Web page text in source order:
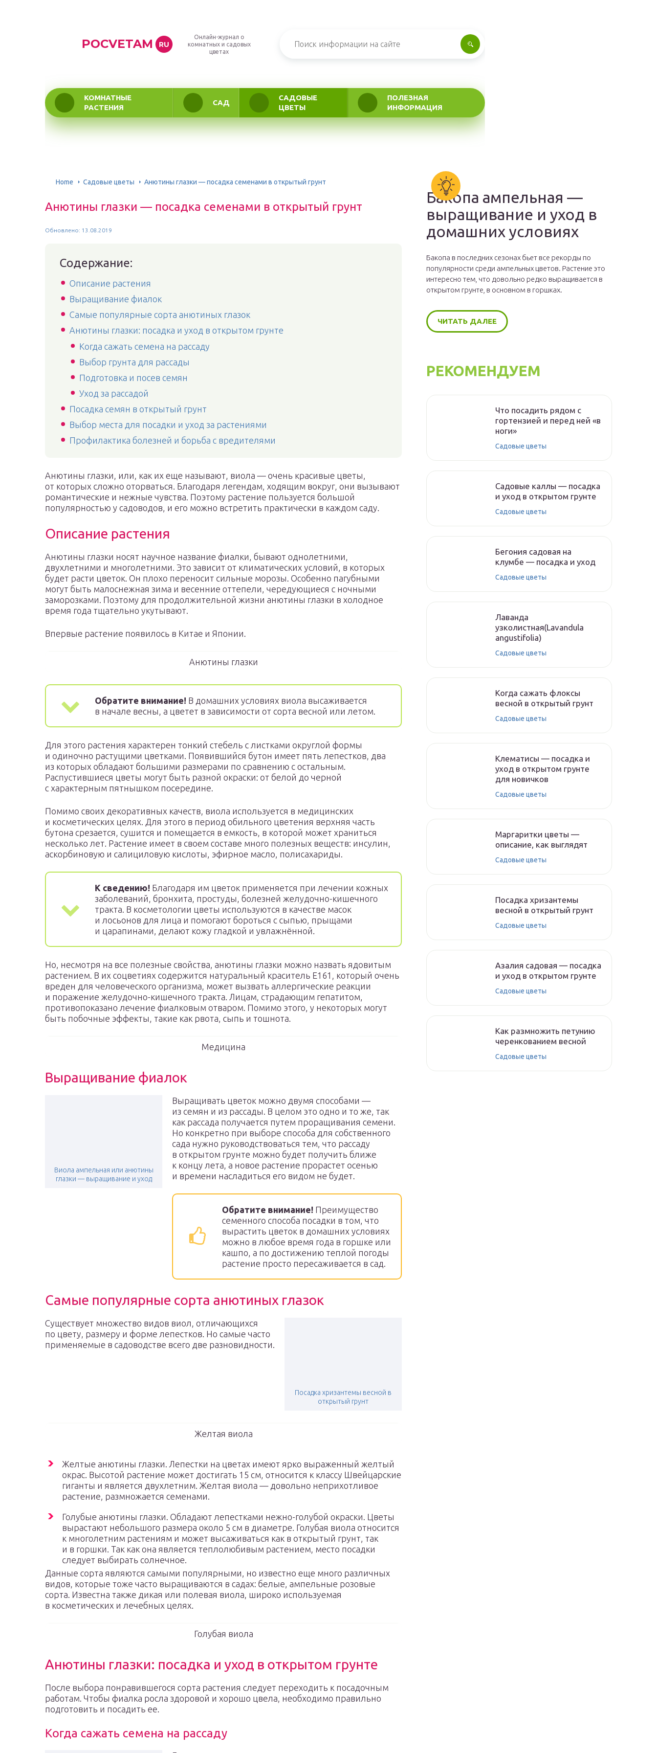
POCVETAM RU
Онлайн-журнал о
комнатных и садовых
цветах
КОМНАТНЫЕ
РАСТЕНИЯ
САД
САДОВЫЕ
ЦВЕТЫ
ПОЛЕЗНАЯ
ИНФОРМАЦИЯ
Home Садовые цветы Анютины глазки — посадка семенами в открытый грунт
Анютины глазки — посадка семенами в открытый грунт
Обновлено: 13.08.2019
Содержание:
Описание растения
Выращивание фиалок
Самые популярные сорта анютиных глазок
Анютины глазки: посадка и уход в открытом грунте
Когда сажать семена на рассаду
Выбор грунта для рассады
Подготовка и посев семян
Уход за рассадой
Посадка семян в открытый грунт
Выбор места для посадки и уход за растениями
Профилактика болезней и борьба с вредителями
Анютины глазки, или, как их еще называют, виола — очень красивые цветы,
от которых сложно оторваться. Благодаря легендам, ходящим вокруг, они вызывают
романтические и нежные чувства. Поэтому растение пользуется большой
популярностью у садоводов, и его можно встретить практически в каждом саду.
Описание растения
Анютины глазки носят научное название фиалки, бывают однолетними,
двухлетними и многолетними. Это зависит от климатических условий, в которых
будет расти цветок. Он плохо переносит сильные морозы. Особенно пагубными
могут быть малоснежная зима и весенние оттепели, чередующиеся с ночными
заморозками. Поэтому для продолжительной жизни анютины глазки в холодное
время года тщательно укутывают.
Впервые растение появилось в Китае и Японии.
Анютины глазки
Обратите внимание! В домашних условиях виола высаживается
в начале весны, а цветет в зависимости от сорта весной или летом.
Для этого растения характерен тонкий стебель с листками округлой формы
и одиночно растущими цветками. Появившийся бутон имеет пять лепестков, два
из которых обладают большими размерами по сравнению с остальным.
Распустившиеся цветы могут быть разной окраски: от белой до черной
с характерным пятнышком посередине.
Помимо своих декоративных качеств, виола используется в медицинских
и косметических целях. Для этого в период обильного цветения верхняя часть
бутона срезается, сушится и помещается в емкость, в которой может храниться
несколько лет. Растение имеет в своем составе много полезных веществ: инсулин,
аскорбиновую и салициловую кислоты, эфирное масло, полисахариды.
К сведению! Благодаря им цветок применяется при лечении кожных
заболеваний, бронхита, простуды, болезней желудочно-кишечного
тракта. В косметологии цветы используются в качестве масок
и лосьонов для лица и помогают бороться с сыпью, прыщами
и царапинами, делают кожу гладкой и увлажнённой.
Но, несмотря на все полезные свойства, анютины глазки можно назвать ядовитым
растением. В их соцветиях содержится натуральный краситель Е161, который очень
вреден для человеческого организма, может вызвать аллергические реакции
и поражение желудочно-кишечного тракта. Лицам, страдающим гепатитом,
противопоказано лечение фиалковым отваром. Помимо этого, у некоторых могут
быть побочные эффекты, такие как рвота, сыпь и тошнота.
Медицина
Выращивание фиалок
Виола ампельная или анютины
глазки — выращивание и уход
Выращивать цветок можно двумя способами —
из семян и из рассады. В целом это одно и то же, так
как рассада получается путем проращивания семени.
Но конкретно при выборе способа для собственного
сада нужно руководствоваться тем, что рассаду
в открытом грунте можно будет получить ближе
к концу лета, а новое растение прорастет осенью
и времени насладиться его видом не будет.
Обратите внимание! Преимущество
семенного способа посадки в том, что
вырастить цветок в домашних условиях
можно в любое время года в горшке или
кашпо, а по достижению теплой погоды
растение просто пересаживается в сад.
Самые популярные сорта анютиных глазок
Посадка хризантемы весной в
открытый грунт
Существует множество видов виол, отличающихся
по цвету, размеру и форме лепестков. Но самые часто
применяемые в садоводстве всего две разновидности.
Желтая виола
Желтые анютины глазки. Лепестки на цветах имеют ярко выраженный желтый
окрас. Высотой растение может достигать 15 см, относится к классу Швейцарские
гиганты и является двухлетним. Желтая виола — довольно неприхотливое
растение, размножается семенами.
Голубые анютины глазки. Обладают лепестками нежно-голубой окраски. Цветы
вырастают небольшого размера около 5 см в диаметре. Голубая виола относится
к многолетним растениям и может высаживаться как в открытый грунт, так
и в горшки. Так как она является теплолюбивым растением, место посадки
следует выбирать солнечное.
Данные сорта являются самыми популярными, но известно еще много различных
видов, которые тоже часто выращиваются в садах: белые, ампельные розовые
сорта. Известна также дикая или полевая виола, широко используемая
в косметических и лечебных целях.
Голубая виола
Анютины глазки: посадка и уход в открытом грунте
После выбора понравившегося сорта растения следует переходить к посадочным
работам. Чтобы фиалка росла здоровой и хорошо цвела, необходимо правильно
подготовить и посадить ее.
Когда сажать семена на рассаду
Бакопа ампельная —
выращивание и уход в
домашних условиях
Бакопа в последних сезонах бьет все рекорды по
популярности среди ампельных цветов. Растение это
интересно тем, что довольно редко выращивается в
открытом грунте, в основном в горшках.
ЧИТАТЬ ДАЛЕЕ
РЕКОМЕНДУЕМ
Что посадить рядом с
гортензией и перед ней «в
ноги»
Садовые цветы
Садовые каллы — посадка
и уход в открытом грунте
Садовые цветы
Бегония садовая на
клумбе — посадка и уход
Садовые цветы
Лаванда
узколистная(Lavandula
angustifolia)
Садовые цветы
Когда сажать флоксы
весной в открытый грунт
Садовые цветы
Клематисы — посадка и
уход в открытом грунте
для новичков
Садовые цветы
Маргаритки цветы —
описание, как выглядят
Садовые цветы
Посадка хризантемы
весной в открытый грунт
Садовые цветы
Азалия садовая — посадка
и уход в открытом грунте
Садовые цветы
Как размножить петунию
черенкованием весной
Садовые цветы